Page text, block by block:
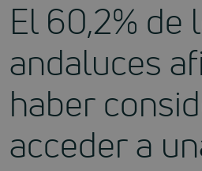
El 60,2% de
andaluces
haber
acceder a